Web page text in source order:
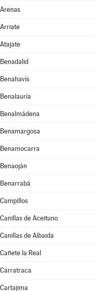
Arenas
Arriate
Atajate
Benadalid
Benahavís
Benalauría
Benalmádena
Benamargosa
Benamocarra
Benaoján
Benarrabá
Campillos
Canillas de Aceituno
Canillas de Albaida
Cañete la Real
Carratraca
Cartajima